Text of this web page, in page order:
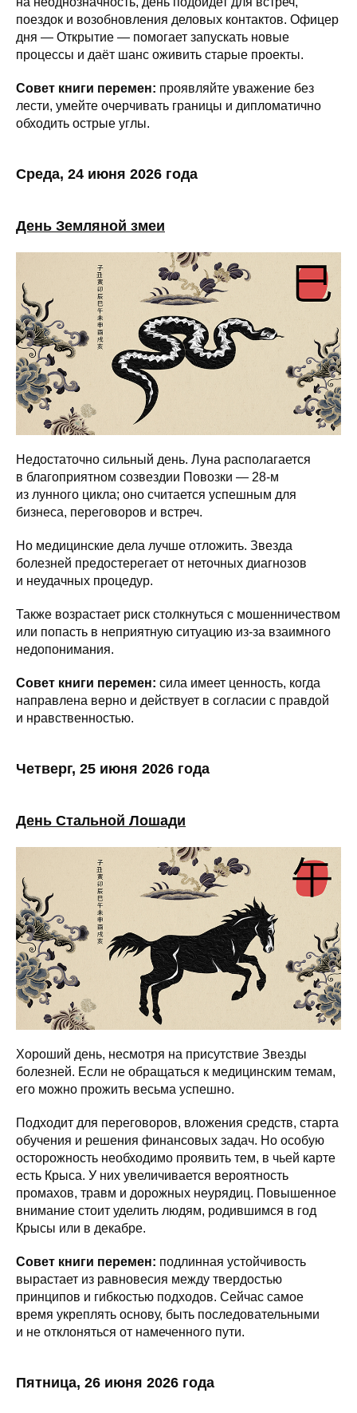
поездок и возобновления деловых контактов. Офицер
дня — Открытие — помогает запускать новые
процессы и даёт шанс оживить старые проекты.
Совет книги перемен: проявляйте уважение без
лести, умейте очерчивать границы и дипломатично
обходить острые углы.
Среда, 24 июня 2026 года
День Земляной змеи
Недостаточно сильный день. Луна располагается
в благоприятном созвездии Повозки — 28-м
из лунного цикла; оно считается успешным для
бизнеса, переговоров и встреч.
Но медицинские дела лучше отложить. Звезда
болезней предостерегает от неточных диагнозов
и неудачных процедур.
Также возрастает риск столкнуться с мошенничеством
или попасть в неприятную ситуацию из-за взаимного
недопонимания.
Совет книги перемен: сила имеет ценность, когда
направлена верно и действует в согласии с правдой
и нравственностью.
Четверг, 25 июня 2026 года
День Стальной Лошади
Хороший день, несмотря на присутствие Звезды
болезней. Если не обращаться к медицинским темам,
его можно прожить весьма успешно.
Подходит для переговоров, вложения средств, старта
обучения и решения финансовых задач. Но особую
осторожность необходимо проявить тем, в чьей карте
есть Крыса. У них увеличивается вероятность
промахов, травм и дорожных неурядиц. Повышенное
внимание стоит уделить людям, родившимся в год
Крысы или в декабре.
Совет книги перемен: подлинная устойчивость
вырастает из равновесия между твердостью
принципов и гибкостью подходов. Сейчас самое
время укреплять основу, быть последовательными
и не отклоняться от намеченного пути.
Пятница, 26 июня 2026 года